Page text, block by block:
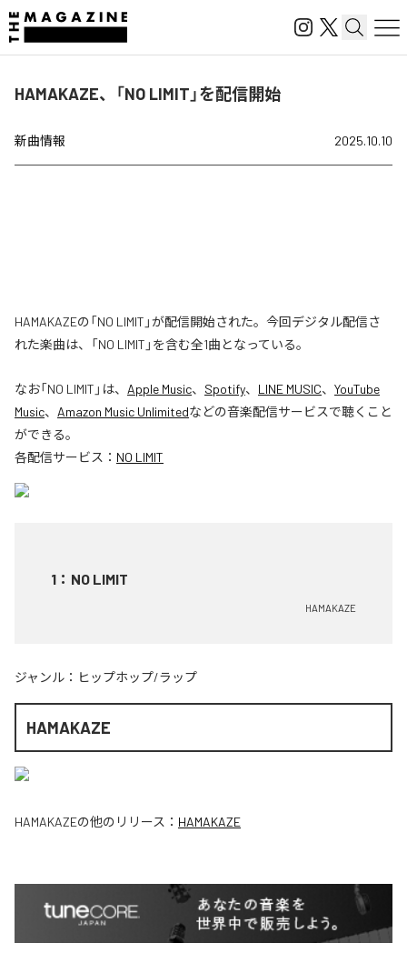
HAMAKAZE、「NO LIMIT」を配信開始
新曲情報 2025.10.10
HAMAKAZEの「NO LIMIT」が配信開始された。今回デジタル配信さ
れた楽曲は、「NO LIMIT」を含む全1曲となっている。
なお「NO LIMIT 」は、 Apple Music、 Spotify、 LINE MUSIC、 YouTube
Music、 Amazon Music Unlimitedなどの音楽配信サービスで聴くこと
ができる。
各配信サービス： NO LIMIT
1 ： NO LIMIT
HAMAKAZE
ジャンル： ヒップホップ/ラップ
HAMAKAZE
HAMAKAZEの他のリリース： HAMAKAZE